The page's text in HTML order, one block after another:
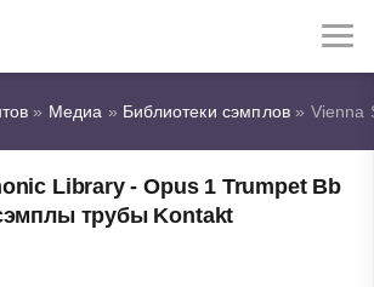
» Медиа » Библиотеки сэмплов » Vienna
Library - Opus 1 Trumpet Bb
трубы Kontakt